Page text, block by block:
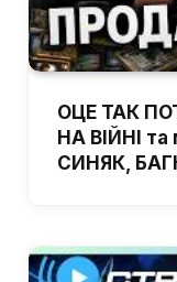
ОЦЕ ТАК
НА ВІЙНІ
СИНЯК,